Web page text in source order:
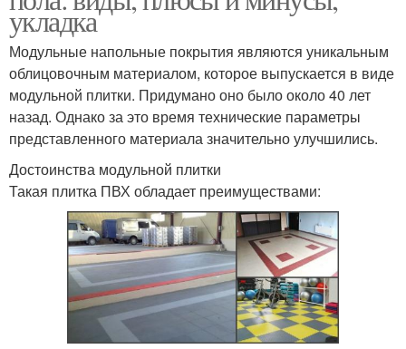
укладка
Модульные напольные покрытия являются уникальным
облицовочным материалом, которое выпускается в виде
модульной плитки. Придумано оно было около 40 лет
назад. Однако за это время технические параметры
представленного материала значительно улучшились.
Достоинства модульной плитки
Такая плитка ПВХ обладает преимуществами: